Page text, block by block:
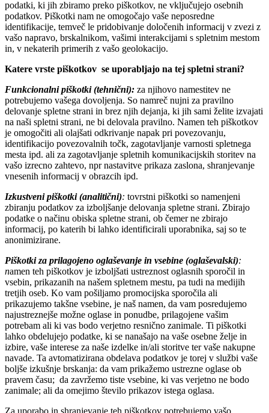
podatki, ki jih zbiramo preko piškotkov, ne vključujejo osebnih
podatkov. Piškotki nam ne omogočajo vaše neposredne
identifikacije, temveč le pridobivanje določenih informacij v zvezi z
vašo napravo, brskalnikom, vašimi interakcijami s spletnim mestom
in, v nekaterih primerih z vašo geolokacijo.
Katere vrste piškotkov se uporabljajo na tej spletni strani?
Funkcionalni piškotki (tehnični): za njihovo namestitev ne
potrebujemo vašega dovoljenja. So namreč nujni za pravilno
delovanje spletne strani in brez njih dejanja, ki jih sami želite izvajati
na naši spletni strani, ne bi delovala pravilno. Namen teh piškotkov
je omogočiti ali olajšati odkrivanje napak pri povezovanju,
identifikacijo povezovalnih točk, zagotavljanje varnosti spletnega
mesta ipd. ali za zagotavljanje spletnih komunikacijskih storitev na
vašo izrecno zahtevo, npr nastavitve prikaza zaslona, shranjevanje
vnesenih informacij v obrazcih ipd.
Izkustveni piškotki (analitični): tovrstni piškotki so namenjeni
zbiranju podatkov za izboljšanje delovanja spletne strani. Zbirajo
podatke o načinu obiska spletne strani, ob čemer ne zbirajo
informacij, po katerih bi lahko identificirali uporabnika, saj so te
anonimizirane.
Piškotki za prilagojeno oglaševanje in vsebine (oglaševalski):
namen teh piškotkov je izboljšati ustreznost oglasnih sporočil in
vsebin, prikazanih na našem spletnem mestu, pa tudi na medijih
tretjih oseb. Ko vam pošiljamo promocijska sporočila ali
prikazujemo takšne vsebine, je naš namen, da vam posredujemo
najustreznejše možne oglase in ponudbe, prilagojene vašim
potrebam ali ki vas bodo verjetno resnično zanimale. Ti piškotki
lahko obdelujejo podatke, ki se nanašajo na vaše osebne želje in
izbire, vaše interese za naše izdelke in/ali storitve ter vaše nakupne
navade. Ta avtomatizirana obdelava podatkov je torej v službi vaše
boljše izkušnje brskanja: da vam prikažemo ustrezne oglase ob
pravem času; da zavržemo tiste vsebine, ki vas verjetno ne bodo
zanimale; ali da omejimo število prikazov istega oglasa.